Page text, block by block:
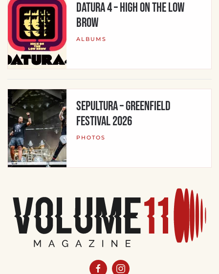
Datura 4 – High On The Low
Brow
ALBUMS
Sepultura – Greenfield
Festival 2026
PHOTOS